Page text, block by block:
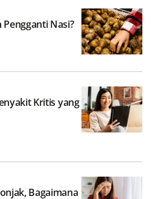
Nasi?
Kritis yang
Bagaimana